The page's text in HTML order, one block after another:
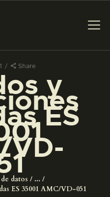
Share
y
ES
VD-
datos
...
ES 35001 AMC/VD-051
VISITA